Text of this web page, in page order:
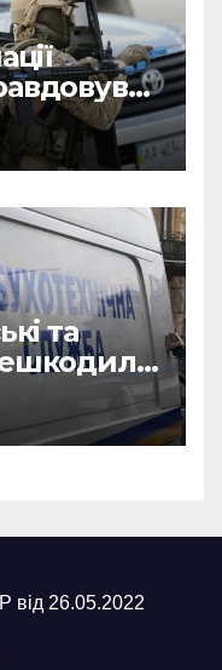
агітатора
та
від 26.05.2022